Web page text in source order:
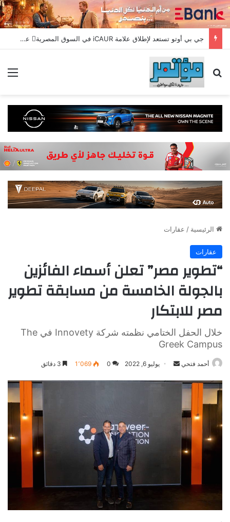
جي بي أوتو تستعد لإطلاق علامة iCAUR في السوق المصرية علامة عالمية جديدة لسيارات الطاقة الجديدة تجمع بين التكنولوجيا الذكية والتصميم الجريء وروح المغامر
بحث عن
الرئيسية / عقارات
عقارات
“تطوير مصر” تعلن أسماء الفائزين
بالجولة الخامسة من مسابقة تطوير
مصر للابتكار
خلال الحفل الختامي نظمته شركة Innovety في The
Greek Campus
أحمد فتحي
أرسل يوليو 6, 2022 0 1٬069